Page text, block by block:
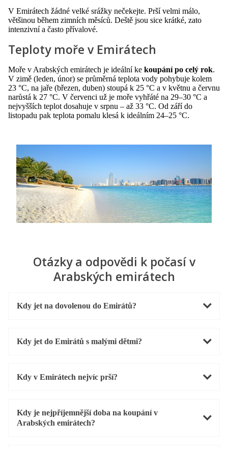
V Emirátech žádné velké srážky nečekejte. Prší velmi málo,
většinou během zimních měsíců. Deště jsou sice krátké, zato
intenzivní a často přívalové.
Teploty moře v Emirátech
Moře v Arabských emirátech je ideální ke koupání po celý rok.
V zimě (leden, únor) se průměrná teplota vody pohybuje kolem
23 °C, na jaře (březen, duben) stoupá k 25 °C a v květnu a červnu
narůstá k 27 °C. V červenci už je moře vyhřáté na 29–30 °C a
nejvyšších teplot dosahuje v srpnu – až 33 °C. Od září do
listopadu pak teplota pomalu klesá k ideálním 24–25 °C.
Otázky a odpovědi k počasí v
Arabských emirátech
Kdy jet na dovolenou do Emirátů?
Kdy jet do Emirátů s malými dětmi?
Kdy v Emirátech nejvíc prší?
Kdy je nejpříjemnější doba na koupání v
Arabských emirátech?